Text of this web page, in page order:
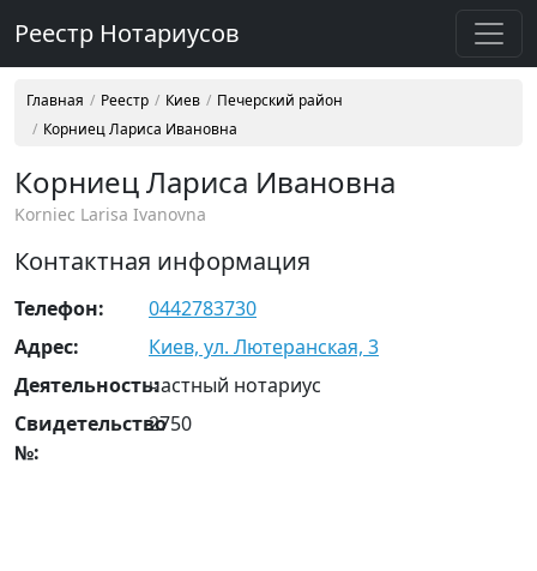
Реестр Нотариусов
Главная Реестр Киев
Печерский район
Корниец Лариса Ивановна
Корниец Лариса Ивановна
Korniec Larisa Ivanovna
Контактная информация
Телефон:
0442783730
Адрес:
Киев, ул. Лютеранская, 3
Деятельность:частный нотариус
Свидетельство
№:
2750